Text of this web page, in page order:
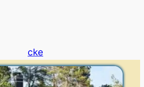
cke